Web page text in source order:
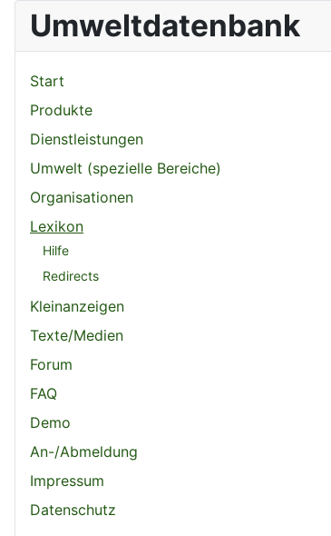
Umweltdatenbank
Start
Produkte
Dienstleistungen
Umwelt (spezielle Bereiche)
Organisationen
Lexikon
Hilfe
Redirects
Kleinanzeigen
Texte/Medien
Forum
FAQ
Demo
An-/Abmeldung
Impressum
Datenschutz